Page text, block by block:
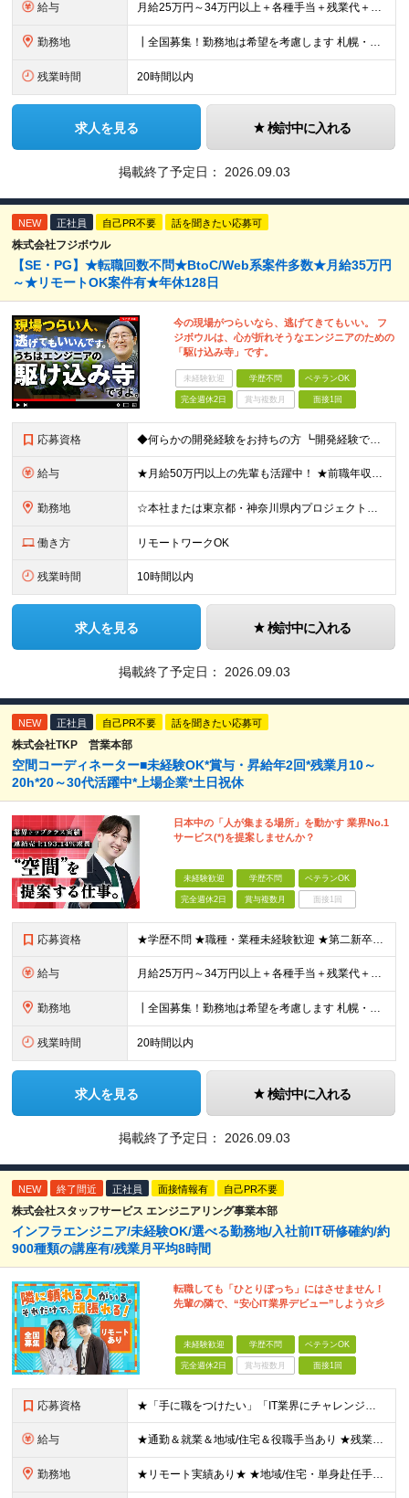
給与 月給25万円～34万円以上＋各種手当＋残業代＋賞与年2回（昨年度2～4ヶ月分） 初年度想定年収：350万円～ ＜クラス・経験別の月給目安＞ ■メンバークラス：月給25万円以上 ■店長やSVなどのマネ
勤務地 ┃全国募集！勤務地は希望を考慮します 札幌・仙台・東京・横浜・静岡・名古屋・大阪・京都・広島・福岡 募集 ※上記のほか、全国に拠点あり ※キャリアアップやキャリアシフトに伴う転勤も一部ありますが、基
残業時間 20時間以内
求人を見る 検討中に入れる
掲載終了予定日： 2026.09.03
NEW 正社員 自己PR不要 話を聞きたい応募可
株式会社フジボウル
【SE・PG】★転職回数不問★BtoC/Web系案件多数★月給35万円
～★リモートOK案件有★年休128日
今の現場がつらいなら、逃げてきてもいい。 フ
ジボウルは、心が折れそうなエンジニアのための
「駆け込み寺」です。
未経験歓迎 学歴不問 ベテランOK
完全週休2日 賞与複数月 面接1回
応募資格 ◆何らかの開発経験をお持ちの方 ┗開発経験ではなく、運用・保守経験があるという方も、お気軽にご応募ください！ ┗ブランク・転職回数は不問です！ ┗ネガティブな応募理由も歓迎です！ ※学歴不問 ☆活か
給与 ★月給50万円以上の先輩も活躍中！ ★前職年収から80万円以上UP保証 月給35万円～ ※月給には固定残業代を含む(月20時間分/2万6000円～/超過分別途支給） ※残業がなくても上記支給(基本残
勤務地 ☆本社または東京都・神奈川県内プロジェクト先での勤務となります ☆リモートワークOKの案件も多数あります(応相談) ☆転居を伴う転勤はありません ☆九州地方、北陸地方、北海道からの転職者も多数在籍！/
働き方 リモートワークOK
残業時間 10時間以内
求人を見る 検討中に入れる
掲載終了予定日： 2026.09.03
NEW 正社員 自己PR不要 話を聞きたい応募可
株式会社TKP 営業本部
空間コーディネーター■未経験OK*賞与・昇給年2回*残業月10～
20h*20～30代活躍中*上場企業*土日祝休
日本中の「人が集まる場所」を動かす 業界No.1
サービス(*)を提案しませんか？
未経験歓迎 学歴不問 ベテランOK
完全週休2日 賞与複数月 面接1回
応募資格 ★学歴不問 ★職種・業種未経験歓迎 ★第二新卒歓迎 ＜こんな方にオススメ＞ ◎一つの商材ではなく、幅広い提案で勝負したい ◎成長企業でスケールの大きい仕事に挑戦したい ◎実力を評価されたい＆腰を据え
給与 月給25万円～34万円以上＋各種手当＋残業代＋賞与年2回 初年度想定年収：348万円～ ※経験・能力を考慮のうえ優遇します。 ※上記にはエリア給（10,000円～15,000円）、見込み残業代（20
勤務地 ┃全国募集！勤務地は希望を考慮します 札幌・仙台・東京・横浜・金沢・名古屋・大阪・京都・広島・福岡 募集 ※上記のほか、全国に拠点あり ※キャリアアップやキャリアシフトに伴う転勤も一部ありますが、基
残業時間 20時間以内
求人を見る 検討中に入れる
掲載終了予定日： 2026.09.03
NEW 終了間近 正社員 面接情報有 自己PR不要
株式会社スタッフサービス エンジニアリング事業本部
インフラエンジニア/未経験OK/選べる勤務地/入社前IT研修確約/約
900種類の講座有/残業月平均8時間
転職しても「ひとりぼっち」にはさせません！
先輩の隣で、“安心IT業界デビュー”しよう☆彡
未経験歓迎 学歴不問 ベテランOK
完全週休2日 賞与複数月 面接1回
応募資格 ★「手に職をつけたい」「IT業界にチャレンジしたい」方歓迎！ ■学歴不問 ■IT知識・理系文系不問！未経験・第二新卒OK ★ITサポート・IT事務やエンジニアの経験をお持ちの方は優遇します！ 地方在
給与 ★通勤＆就業＆地域/住宅＆役職手当あり ★残業代は全額支給 ★選べる給与制度あり！ ■東京・神奈川・千葉・埼玉勤務の場合 月給24.5万円～55万円＋諸手当 （残業代は全額支給） (20,000円の
勤務地 ★リモート実績あり★ ★地域/住宅・単身赴任手当などサポートも万全 ★転任費用や寮・社宅制度も完備しています ★勤務地については希望を考慮の上、決定します ★面接地エリアでの就業率92％以上！ 『地